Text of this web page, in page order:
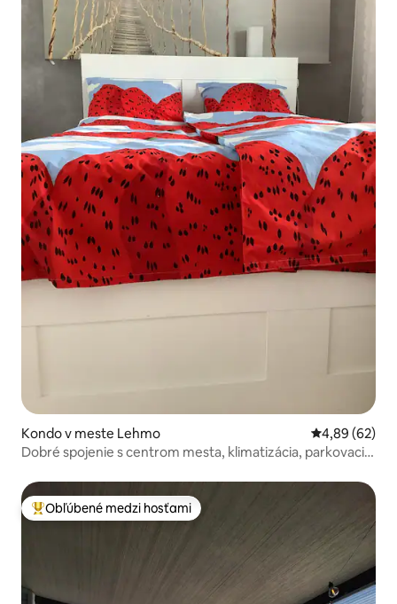
Kondo v meste Lehmo Priemerné
4,89 (62)
Dobré spojenie s centrom mesta, klimatizácia, parkovacie
Najobľúbenejšie medzi hosťami
Obľúbené medzi hosťami